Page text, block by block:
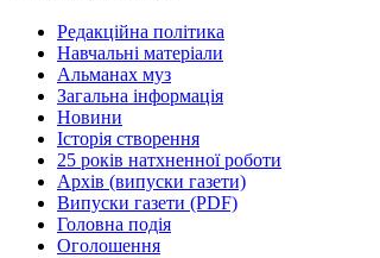
Редакційна політика
Навчальні матеріали
Альманах муз
Загальна інформація
Новини
Історія створення
25 років натхненної роботи
Архів (випуски газети)
Випуски газети (PDF)
Головна подія
Оголошення